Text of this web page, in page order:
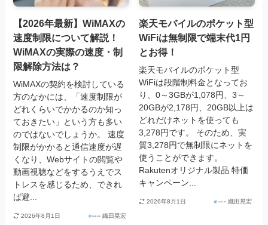
【2026年最新】WiMAXの
速度制限について解説！
WiMAXの実際の速度・制
限解除方法は？
WiMAXの契約を検討している
方のなかには、「速度制限が
どれくらいでかかるのか知っ
ておきたい」という方も多い
のではないでしょうか。 速度
制限がかかると通信速度が遅
くなり、Webサイトの閲覧や
動画視聴などをするうえでス
トレスを感じるため、できれ
ば避...
2026年8月1日 織田晃宏
楽天モバイルのポケット型
WiFiは無制限で端末代1円
とお得！
楽天モバイルのポケット型
WiFiは段階制料金となってお
り、0～3GBが1,078円、3～
20GBが2,178円、20GB以上は
どれだけネットを使っても
3,278円です。 そのため、実
質3,278円で無制限にネットを
使うことができます。
Rakutenオリジナル製品 特価
キャンペーン...
2026年8月1日 織田晃宏